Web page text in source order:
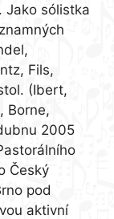
Jako sólistka
Fils,
(Ibert,
Borne,
2005
Český
pod
aktivní